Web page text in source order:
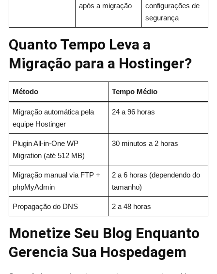
após a migração
configurações de
segurança
Quanto Tempo Leva a
Migração para a Hostinger?
Método Tempo Médio
Migração automática pela
equipe Hostinger
24 a 96 horas
Plugin All-in-One WP
Migration (até 512 MB)
30 minutos a 2 horas
Migração manual via FTP +
phpMyAdmin
2 a 6 horas (dependendo do
tamanho)
Propagação do DNS 2 a 48 horas
Monetize Seu Blog Enquanto
Gerencia Sua Hospedagem